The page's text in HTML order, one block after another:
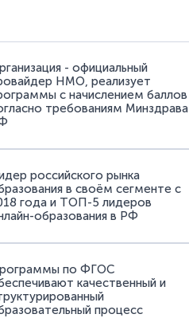
- официальный
НМО, реализует
с начислением баллов
требованиям Минздрава
российского рынка
в своём сегменте с
года и ТОП-5 лидеров
образования в РФ
по ФГОС
качественный и
процесс